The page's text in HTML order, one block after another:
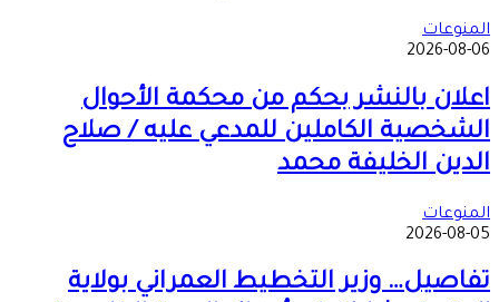
المنوعات
2026-08-06
اعلان بالنشر بحكم من محكمة الأحوال
الشخصية الكاملين للمدعي عليه / صلاح
الدين الخليفة محمد
المنوعات
2026-08-05
تفاصيل… وزير التخطيط العمراني بولاية